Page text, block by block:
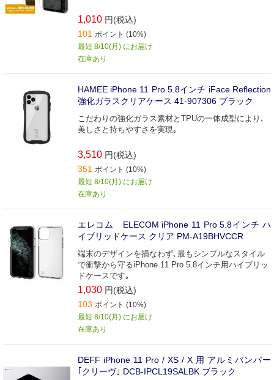
1,010 円(税込)
101 ポイント (10%)
最短 8/10(月) にお届け
在庫あり
HAMEE iPhone 11 Pro 5.8インチ iFace Reflection
強化ガラスクリアケース 41-907306 ブラック
こだわりの強化ガラス素材とTPUの一体成型により､
美しさと持ちやすさを実現｡
3,510 円(税込)
351 ポイント (10%)
最短 8/10(月) にお届け
在庫あり
エレコム ELECOM iPhone 11 Pro 5.8インチ ハ
イブリッドケース クリア PM-A19BHVCCR
端末のデザインを損なわず､最もシンプルなスタイル
で衝撃から守るiPhone 11 Pro 5.8インチ用ハイブリッ
ドケースです｡
1,030 円(税込)
103 ポイント (10%)
最短 8/10(月) にお届け
在庫あり
DEFF iPhone 11 Pro / XS / X 用 アルミバンパー
｢クリーヴ｣ DCB-IPCL19SALBK ブラック